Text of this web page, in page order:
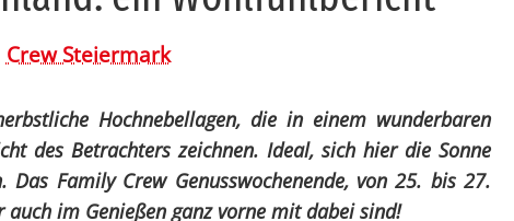
Regelung Befugnisse
Sitemap
Suche
Clubtörn
Sizilien –
äolischen
Archiv
Trainerïnnen
Blog-Archiv
Trainerïnnen
Blog-Archiv
Tirol & Vorarlberg
Wien - NÖ -
Crew Steiermark
Hochnebellagen, die in einem wunderbaren
des Betrachters zeichnen. Ideal, sich hier die Sonne
Family Crew Genusswochenende, von 25. bis 27.
im Genießen ganz vorne mit dabei sind!